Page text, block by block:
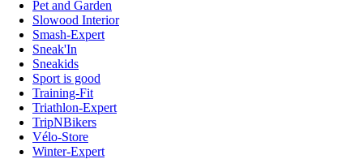
Pet and Garden
Slowood Interior
Smash-Expert
Sneak'In
Sneakids
Sport is good
Training-Fit
Triathlon-Expert
TripNBikers
Vélo-Store
Winter-Expert